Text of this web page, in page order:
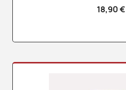
18,90 €